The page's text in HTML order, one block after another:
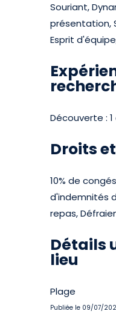
Souriant,
présentation,
Esprit
Découverte : 1
Droits
10% de
d'indemnités
repas,
Détails
lieu
Plage
Publiée le 09/07/